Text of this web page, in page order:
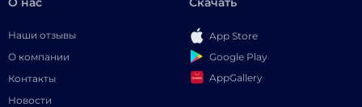
Наши отзывы
О компании
Контакты
Новости
App Store
Google Play
AppGallery